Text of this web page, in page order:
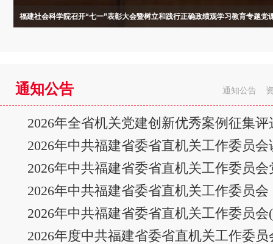
省粮储局召开“两优一先”表彰大会
通知公告 通知公告
2026年全省机关党建创新优秀案例征集
2026年中共福建省委省直机关工作委员
2026年中共福建省委省直机关工作委员
2026年中共福建省委省直机关工作委员
2026年度中共福建省委省直机关工作委